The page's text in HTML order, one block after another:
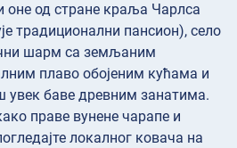
оне од стране краља Чарлса
традиционални пансион), село
шарм са земљаним
плаво обојеним кућама и
увек баве древним занатима.
праве вунене чарапе и
локалног ковача на